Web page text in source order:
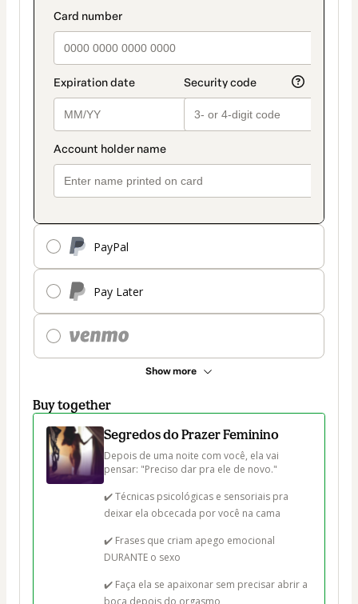
payment_data.section_title_v2
PayPal
Pay Later
Show more
method
Buy together
Segredos do Prazer Feminino
Depois de uma noite com você, ela vai
pensar: "Preciso dar pra ele de novo."
✔️ Técnicas psicológicas e sensoriais pra
deixar ela obcecada por você na cama
✔️ Frases que criam apego emocional
DURANTE o sexo
✔️ Faça ela se apaixonar sem precisar abrir a
boca depois do orgasmo